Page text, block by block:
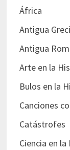
África
Antigua
Antigua
Arte en la
Bulos en la
Canciones
Catástrofes
Ciencia en